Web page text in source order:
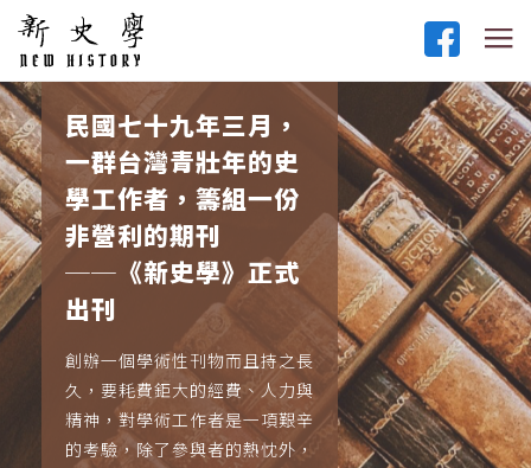
民國七十九年三月，
一群台灣青壯年的史
學工作者，籌組一份
非營利的期刊
──《新史學》正式
出刊
創辦一個學術性刊物而且持之長
久，要耗費鉅大的經費、人力與
精神，對學術工作者是一項艱辛
的考驗，除了參與者的熱忱外，